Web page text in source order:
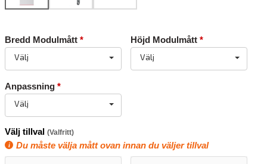
Bredd Modulmått *
Välj
Höjd Modulmått *
Välj
Anpassning *
Välj
Välj tillval (Valfritt)
Du måste välja mått ovan innan du väljer tillval